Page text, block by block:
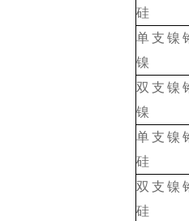
硅
单支镍
镍
双支镍
镍
单支镍
硅
双支镍
硅